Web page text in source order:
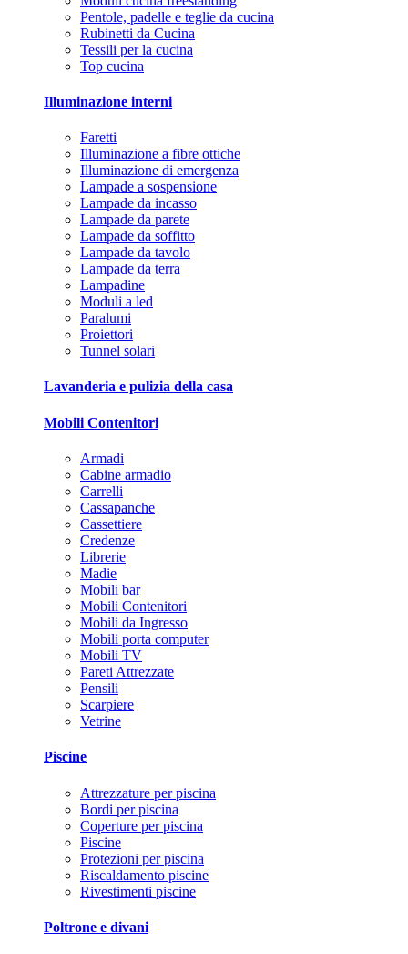
Pentole, padelle e teglie da cucina
Rubinetti da Cucina
Tessili per la cucina
Top cucina
Illuminazione interni
Faretti
Illuminazione a fibre ottiche
Illuminazione di emergenza
Lampade a sospensione
Lampade da incasso
Lampade da parete
Lampade da soffitto
Lampade da tavolo
Lampade da terra
Lampadine
Moduli a led
Paralumi
Proiettori
Tunnel solari
Lavanderia e pulizia della casa
Mobili Contenitori
Armadi
Cabine armadio
Carrelli
Cassapanche
Cassettiere
Credenze
Librerie
Madie
Mobili bar
Mobili Contenitori
Mobili da Ingresso
Mobili porta computer
Mobili TV
Pareti Attrezzate
Pensili
Scarpiere
Vetrine
Piscine
Attrezzature per piscina
Bordi per piscina
Coperture per piscina
Piscine
Protezioni per piscina
Riscaldamento piscine
Rivestimenti piscine
Poltrone e divani